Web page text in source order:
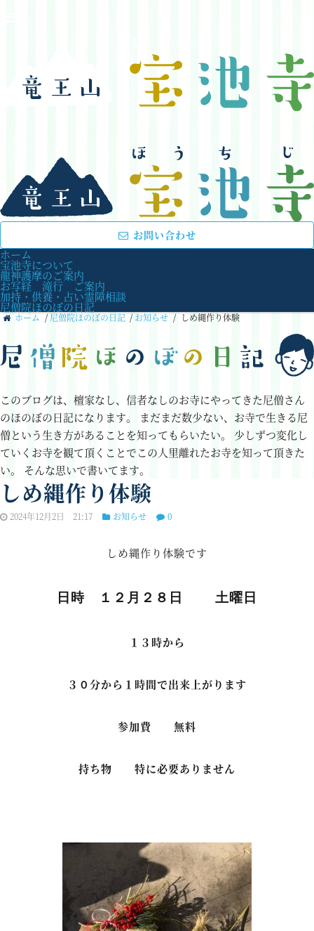
お問い合わせ
ホーム
宝池寺について
龍神護摩のご案内
お写経 滝行 ご案内
加持・供養・占い霊障相談
尼僧院ほのぼの日記
ホーム / 尼僧院ほのぼの日記 / お知らせ / しめ縄作り体験
このブログは、檀家なし、信者なしのお寺にやってきた尼僧さん
のほのぼの日記になります。 まだまだ数少ない、お寺で生きる尼
僧という生き方があることを知ってもらいたい。
少しずつ変化し
ていくお寺を観て頂くことでこの人里離れたお寺を知って頂きた
い。 そんな思いで書いてます。
しめ縄作り体験
2024年12月2日 21:17 お知らせ 0
しめ縄作り体験です
日時 １２月２８日 土曜日
１３時から
３０分から１時間で出来上がります
参加費 無料
持ち物 特に必要ありません